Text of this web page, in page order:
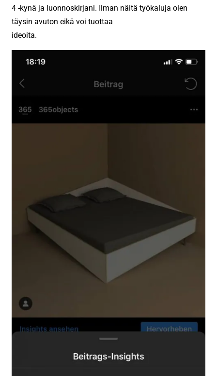
4 -kynä ja luonnoskirjani. Ilman näitä työkaluja olen
täysin avuton eikä voi tuottaa
ideoita.